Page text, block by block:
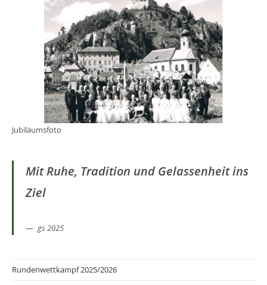
Jubiläumsfoto
Mit Ruhe, Tradition und Gelassenheit ins
Ziel
gs 2025
Rundenwettkampf 2025/2026